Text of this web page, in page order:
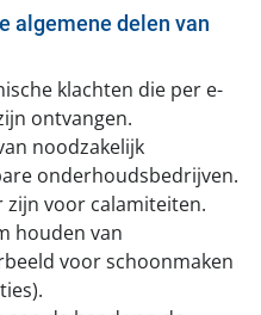
algemene delen van
klachten die per e-
ontvangen.
noodzakelijk
onderhoudsbedrijven.
zijn voor calamiteiten.
houden van
voor schoonmaken